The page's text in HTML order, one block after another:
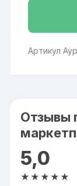
Артикул
Отзывы
5,0
★★★★★